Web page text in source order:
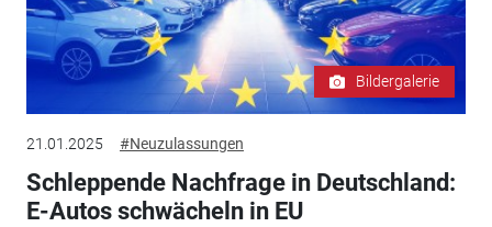
Bildergalerie
21.01.2025 #Neuzulassungen
Schleppende Nachfrage in Deutschland:
E-Autos schwächeln in EU